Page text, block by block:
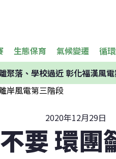
生態保育 氣候變遷 循
聚落、學校過近 彰化福漢風
2020年12月29日
要 環團